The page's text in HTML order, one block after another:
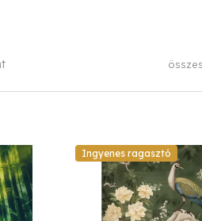
Ingyenes ragasztó